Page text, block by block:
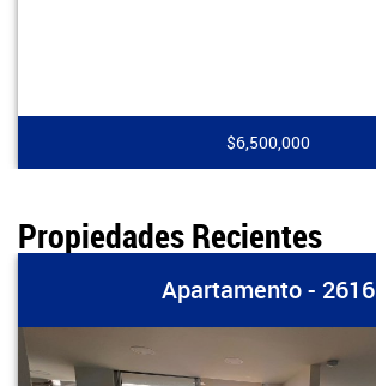
$6,500,000
Propiedades Recientes
Apartamento - 2616